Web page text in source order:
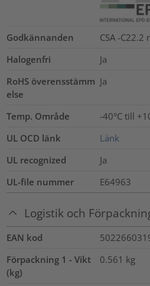
Godkännanden
CSA -C22.2
Halogenfri
Ja
RoHS överensstämm
else
Ja
Temp. Område
-40°C till
UL OCD länk
Länk
UL recognized
Ja
UL-file nummer
E64963
Logistik och
EAN kod
Förpackning 1 - Vikt
(kg)
0.561 kg